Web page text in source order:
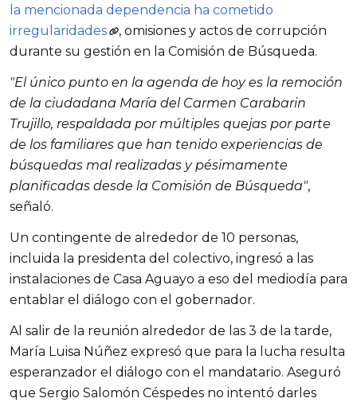
la mencionada dependencia ha cometido
irregularidades
, omisiones y actos de corrupción
durante su gestión en la Comisión de Búsqueda.
"El único punto en la agenda de hoy es la remoción
de la ciudadana María del Carmen Carabarin
Trujillo, respaldada por múltiples quejas por parte
de los familiares que han tenido experiencias de
búsquedas mal realizadas y pésimamente
planificadas desde la Comisión de Búsqueda",
señaló.
Un contingente de alrededor de 10 personas,
incluida la presidenta del colectivo, ingresó a las
instalaciones de Casa Aguayo a eso del mediodía para
entablar el diálogo con el gobernador.
Al salir de la reunión alrededor de las 3 de la tarde,
María Luisa Núñez expresó que para la lucha resulta
esperanzador el diálogo con el mandatario. Aseguró
que Sergio Salomón Céspedes no intentó darles